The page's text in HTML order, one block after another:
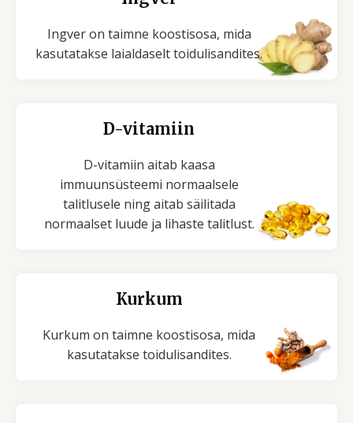
Ingver on taimne koostisosa, mida
kasutatakse laialdaselt toidulisandites.
D-vitamiin
D-vitamiin aitab kaasa
immuunsüsteemi normaalsele
talitlusele ning aitab säilitada
normaalset luude ja lihaste talitlust.
Kurkum
Kurkum on taimne koostisosa, mida
kasutatakse toidulisandites.